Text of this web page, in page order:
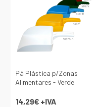
Pá Plástica p/Zonas
Alimentares - Verde
14,29€ +IVA